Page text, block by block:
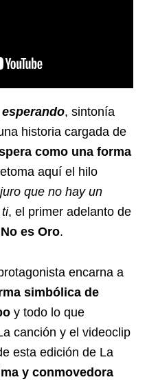
esperando, sintonía
historia cargada de
como una forma
aquí el hilo
que no hay un
, el primer adelanto de
es Oro.
encarna a
simbólica de
y todo lo que
canción y el videoclip
esta edición de La
y conmovedora